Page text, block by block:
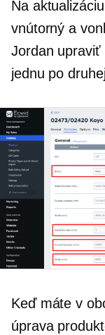
Na
vnútorný a
Jordan upraviť
jednu po
Keď máte v
úprava